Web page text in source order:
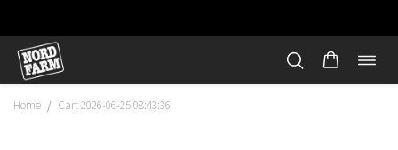
Hoppa
innehåll
Home / Cart 2026-06-25 08:43:36